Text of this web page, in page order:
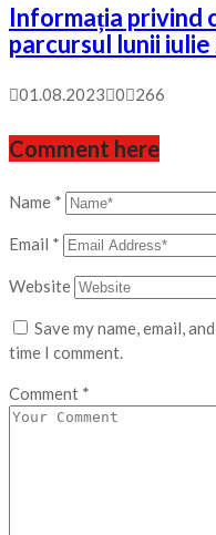
Informația privind
parcursul lunii
01.08.2023 0 266
Comment here
Name *
Email *
Website
Save my name, email,
time I comment.
Comment *